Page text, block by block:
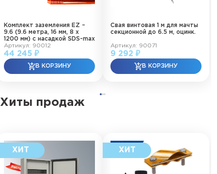
Комплект заземления EZ –
9.6 (9.6 метра, 16 мм, 8 х
1200 мм) с насадкой SDS-max
Артикул: 90012
44 245 ₽
Свая винтовая 1 м для мачты
секционной до 6.5 м, оцинк.
Артикул: 90071
9 292 ₽
Хиты продаж